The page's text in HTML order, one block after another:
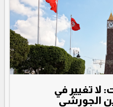
لا تغيير في
الجورشي